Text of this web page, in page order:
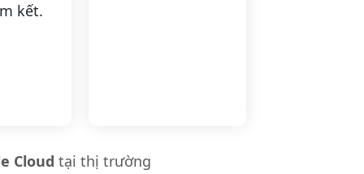
kết.
Cloud tại thị trường